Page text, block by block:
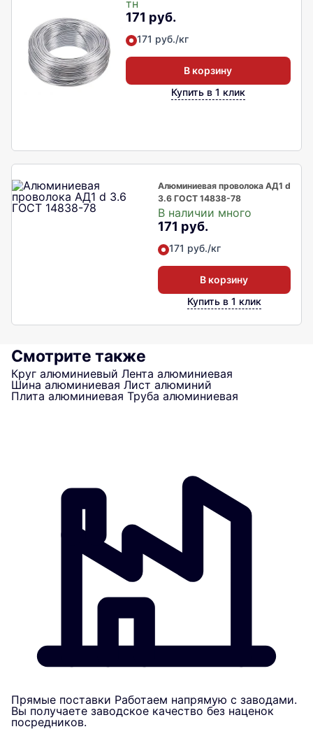
тн
171 руб.
171 руб./кг
В корзину
Купить в 1 клик
Алюминиевая проволока АД1 d
3.6 ГОСТ 14838-78
В наличии много
171 руб.
171 руб./кг
В корзину
Купить в 1 клик
Смотрите также
Круг алюминиевый Лента алюминиевая
Шина алюминиевая Лист алюминий
Плита алюминиевая Труба алюминиевая
Прямые поставки Работаем напрямую с заводами.
Вы получаете заводское качество без наценок
посредников.